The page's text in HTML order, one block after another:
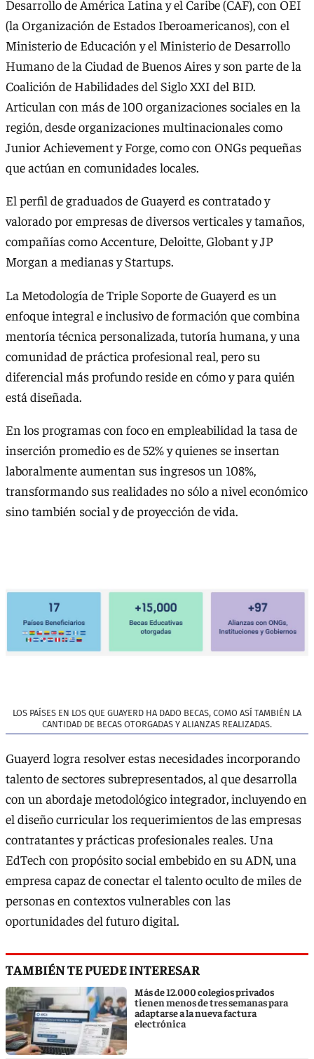
Desarrollo de América Latina y el Caribe (CAF), con OEI
(la Organización de Estados Iberoamericanos), con el
Ministerio de Educación y el Ministerio de Desarrollo
Humano de la Ciudad de Buenos Aires y son parte de la
Coalición de Habilidades del Siglo XXI del BID.
Articulan con más de 100 organizaciones sociales en la
región, desde organizaciones multinacionales como
Junior Achievement y Forge, como con ONGs pequeñas
que actúan en comunidades locales.
El perfil de graduados de Guayerd es contratado y
valorado por empresas de diversos verticales y tamaños,
compañías como Accenture, Deloitte, Globant y JP
Morgan a medianas y Startups.
La Metodología de Triple Soporte de Guayerd es un
enfoque integral e inclusivo de formación que combina
mentoría técnica personalizada, tutoría humana, y una
comunidad de práctica profesional real, pero su
diferencial más profundo reside en cómo y para quién
está diseñada.
En los programas con foco en empleabilidad la tasa de
inserción promedio es de 52% y quienes se insertan
laboralmente aumentan sus ingresos un 108%,
transformando sus realidades no sólo a nivel económico
sino también social y de proyección de vida.
LOS PAÍSES EN LOS QUE GUAYERD HA DADO BECAS, COMO ASÍ TAMBIÉN LA
CANTIDAD DE BECAS OTORGADAS Y ALIANZAS REALIZADAS.
Guayerd logra resolver estas necesidades incorporando
talento de sectores subrepresentados, al que desarrolla
con un abordaje metodológico integrador, incluyendo en
el diseño curricular los requerimientos de las empresas
contratantes y prácticas profesionales reales. Una
EdTech con propósito social embebido en su ADN, una
empresa capaz de conectar el talento oculto de miles de
personas en contextos vulnerables con las
oportunidades del futuro digital.
TAMBIÉN TE PUEDE INTERESAR
Más de 12.000 colegios privados
tienen menos de tres semanas para
adaptarse a la nueva factura
electrónica